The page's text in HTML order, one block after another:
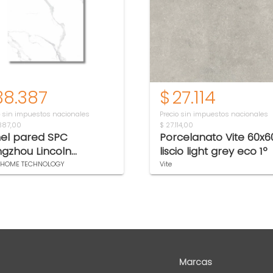
sin impuestos nacionales
pared SPC
Lincoln
liso
TECHNOLOGY
$27.114
Precio sin impuestos nacionales
$ 27.114,00
Porcelanato Vite
liscio light grey eco 1º
Vite
Marcas